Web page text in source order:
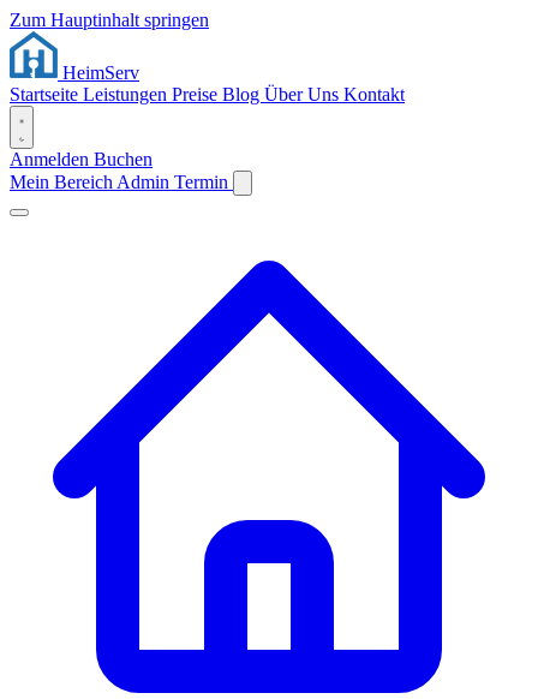
Zum Hauptinhalt springen
HeimServ
Startseite Leistungen Preise Blog Über Uns Kontakt
Anmelden Buchen
Mein Bereich Admin Termin